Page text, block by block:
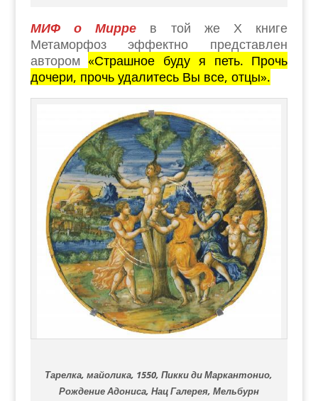
МИФ о Мирре в той же Х книге
Метаморфоз эффектно представлен
автором«Страшное буду я петь. Прочь
дочери, прочь удалитесь Вы все, отцы».
Тарелка, майолика, 1550, Пикки ди Маркантонио,
Рождение Адониса, Нац Галерея, Мельбурн